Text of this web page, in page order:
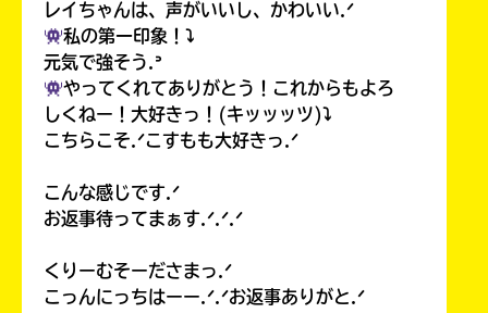
レイちゃんは、声がいいし、かわいい.ᐟ
私の第一印象！⤵︎
元気で強そう.ᐣ
やってくれてありがとう！これからもよろ
しくねー！大好きっ！(キッッッツ)⤵︎
こちらこそ.ᐟこすもも大好きっ.ᐟ
こんな感じです.ᐟ
お返事待ってまぁす.ᐟ.ᐟ.ᐟ
くりーむそーださまっ.ᐟ
こっんにっちはーー.ᐟ.ᐟお返事ありがと.ᐟ